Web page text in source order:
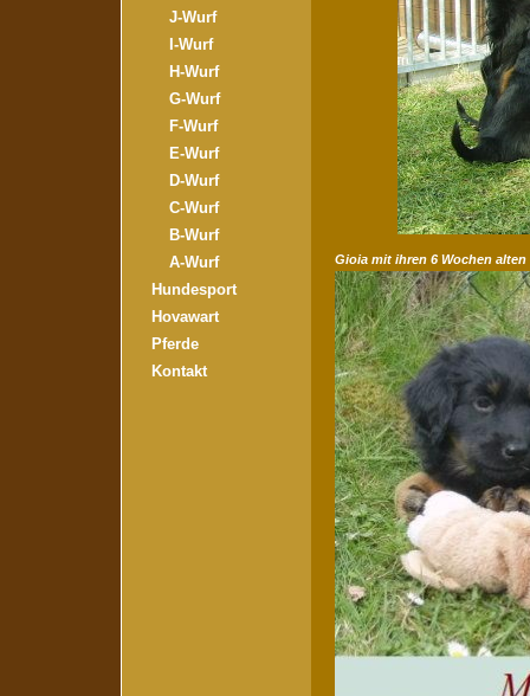
J-Wurf
I-Wurf
H-Wurf
G-Wurf
F-Wurf
E-Wurf
D-Wurf
C-Wurf
B-Wurf
A-Wurf
Hundesport
Hovawart
Pferde
Kontakt
Gioia mit ihren 6 Wochen alten